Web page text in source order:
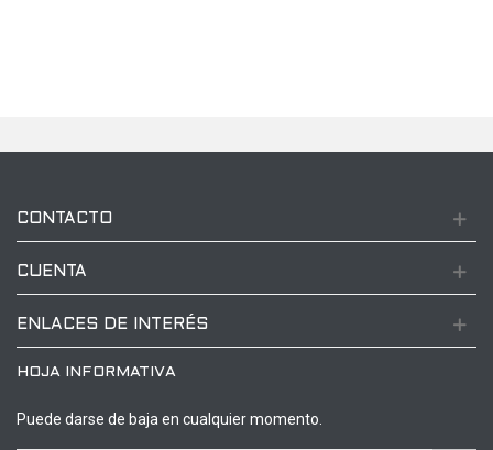
CONTACTO
CUENTA
ENLACES DE INTERÉS
HOJA INFORMATIVA
Puede darse de baja en cualquier momento.